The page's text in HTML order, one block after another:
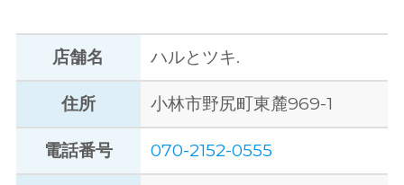
店舗名 ハルとツキ.
住所 小林市野尻町東麓969-1
電話番号 070-2152-0555